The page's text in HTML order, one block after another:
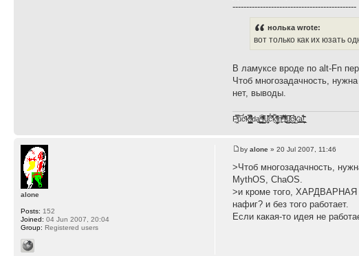
---------------------------------------------
нолька wrote:
вот только как их юзать
В ламуксе вроде по alt-Fn
Чтоб многозадачность,
нет, выводы.
F̞͖̭̿̔ͯu̐̅cͬ̑ͩk̨̤̳͇̮̭̪̠̽̿̓̆ͭͩ ̷̩̰͎̩͓̘̾̀ͬ̊ͭ͛ͅda̝̺͙̬͎̝̾͟ ̰̜̝̯͉̯̖̓̎́ͨ̽ͫ͟f̟͇̭̀ͬͨͭ̐̚u̹̼̹̗̞͑̔͂͐̚cͭ̅̊̆̒̆ǩ̝̩̯́ͥ̔̍̑ḭ͓͍̳̬ͦ̽͂n͍͎͈̈̅ͩͬ ̊ͫ̂̾̑̈́f̲͚͉͓͗̋́ͧͦ̅ȗ͇̲̻͈̲̅̎͗͒ͭ͡c̬̟̠̹̯̈́ͩ͘ͅk̫̠̻̋͜a̲͒̾̇!͙͕̺͉̗̩̲̂̏̄̀
byalone » 20 Jul 2007, 11:46
>Чтоб многозадачность,
MythOS, ChaOS.
>и кроме того, ХАРДВАРНАЯ
нафиг? и без того работает.
Если какая-то идея не
alone
Posts: 152
Joined: 04 Jun 2007, 20:04
Group: Registered users